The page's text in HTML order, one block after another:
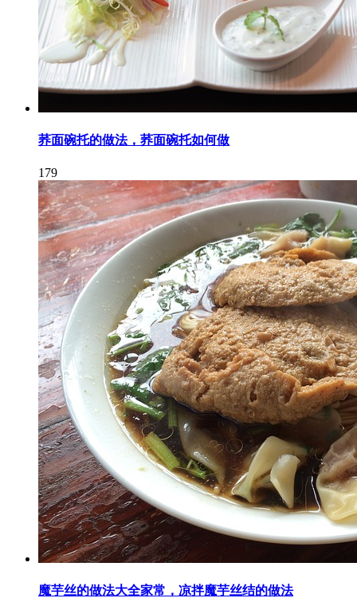
荞面碗托的做法，荞面碗托如何做
179
魔芋丝的做法大全家常，凉拌魔芋丝结的做法